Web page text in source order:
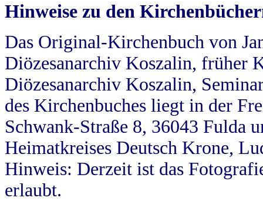
Hinweise zu den
Das Original-Kirchenbuch von
Diözesanarchiv Koszalin, früher
Diözesanarchiv Koszalin,
des Kirchenbuches liegt in der
Schwank-Straße 8, 36043 Fulda
Heimatkreises Deutsch Krone,
Hinweis: Derzeit ist das
erlaubt.